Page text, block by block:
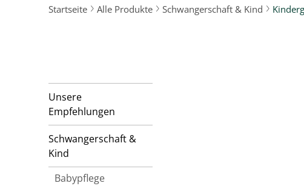
Startseite Alle Produkte Schwangerschaft & Kind
Unsere
Empfehlungen
Schwangerschaft &
Kind
Babypflege